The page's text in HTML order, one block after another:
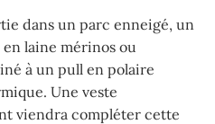
dans un parc enneigé, un
laine mérinos ou
à un pull en polaire
Une veste
viendra compléter cette